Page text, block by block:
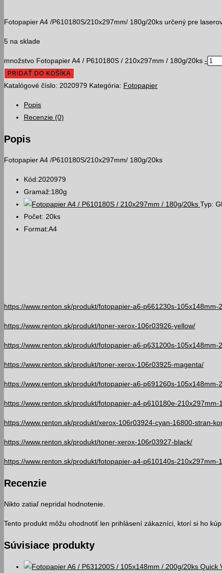
Fotopapier A4 /P610180S/210x297mm/ 180g/20ks určený pre
5 na sklade
množstvo Fotopapier A4 / P610180S / 210x297mm / 180g/20ks -
PRIDAŤ DO KOŠÍKA
Katalógové číslo: 2020979 Kategória: Fotopapier
Popis
Recenzie (0)
Popis
Fotopapier A4 /P610180S/210x297mm/ 180g/20ks
Kód:2020979
Gramaž:180g
Typ:
Počet: 20ks
Format:A4
https://www.renton.sk/produkt/fotopapier-a6-p661230s-105x148mm-
https://www.renton.sk/produkt/toner-xerox-106r03926-yellow/
https://www.renton.sk/produkt/fotopapier-a6-p631200s-105x148mm-
https://www.renton.sk/produkt/toner-xerox-106r03925-magenta/
https://www.renton.sk/produkt/fotopapier-a6-p691260s-105x148mm-
https://www.renton.sk/produkt/fotopapier-a4-p610180e-210x297mm-
https://www.renton.sk/produkt/xerox-106r03924-cyan-16800-stran-
https://www.renton.sk/produkt/toner-xerox-106r03927-black/
https://www.renton.sk/produkt/fotopapier-a4-p610140s-210x297mm-
Recenzie
Nikto zatiaľ nepridal hodnotenie.
Tento produkt môžu ohodnotiť len prihlásení zákazníci, ktorí si ho
Súvisiace produkty
Quick